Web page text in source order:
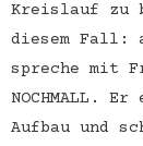
Kreislauf zu
diesem Fall:
spreche mit
NOCHMALL.
Aufbau und